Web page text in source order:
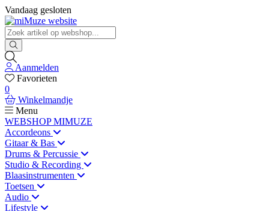
Vandaag gesloten
Aanmelden
Favorieten
0
Winkelmandje
Menu
WEBSHOP MIMUZE
Accordeons
Gitaar & Bas
Drums & Percussie
Studio & Recording
Blaasinstrumenten
Toetsen
Audio
Lifestyle